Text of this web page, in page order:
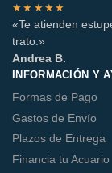
★★★★★
«Te atienden
trato.»
Andrea B.
INFORMACIÓN Y
Formas de Pago
Gastos de Envío
Plazos de Entrega
Financia tu Acuario